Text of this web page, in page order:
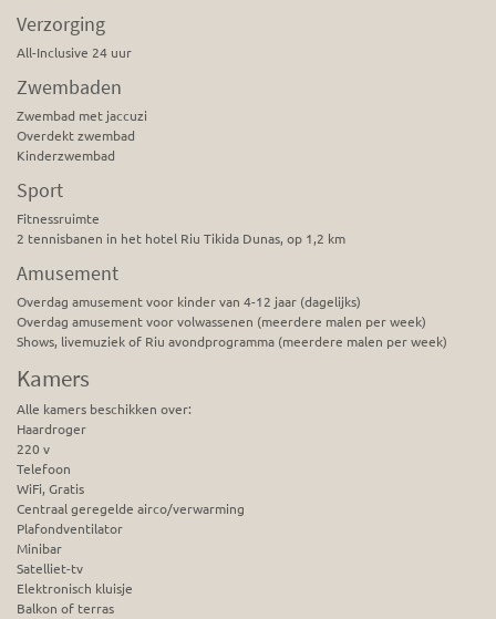
Verzorging
All-Inclusive 24 uur
Zwembaden
Zwembad met jaccuzi
Overdekt zwembad
Kinderzwembad
Sport
Fitnessruimte
2 tennisbanen in het hotel Riu Tikida Dunas, op 1,2 km
Amusement
Overdag amusement voor kinder van 4-12 jaar (dagelijks)
Overdag amusement voor volwassenen (meerdere malen per week)
Shows, livemuziek of Riu avondprogramma (meerdere malen per week)
Kamers
Alle kamers beschikken over:
Haardroger
220 v
Telefoon
WiFi, Gratis
Centraal geregelde airco/verwarming
Plafondventilator
Minibar
Satelliet-tv
Elektronisch kluisje
Balkon of terras